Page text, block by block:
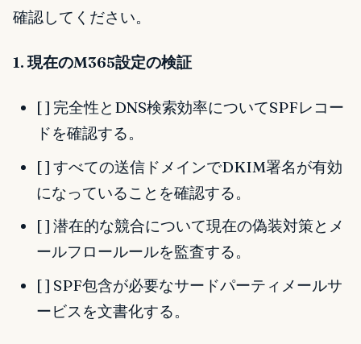
確認してください。
1. 現在のM365設定の検証
[ ] 完全性とDNS検索効率についてSPFレコー
ドを確認する。
[ ] すべての送信ドメインでDKIM署名が有効
になっていることを確認する。
[ ] 潜在的な競合について現在の偽装対策とメ
ールフロールールを監査する。
[ ] SPF包含が必要なサードパーティメールサ
ービスを文書化する。